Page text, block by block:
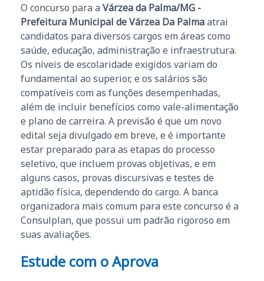
O concurso para a Várzea da Palma/MG -
Prefeitura Municipal de Várzea Da Palmaatrai
candidatos para diversos cargos em áreas como
saúde, educação, administração e infraestrutura.
Os níveis de escolaridade exigidos variam do
fundamental ao superior, e os salários são
compatíveis com as funções desempenhadas,
além de incluir benefícios como vale-alimentação
e plano de carreira. A previsão é que um novo
edital seja divulgado em breve, e é importante
estar preparado para as etapas do processo
seletivo, que incluem provas objetivas, e em
alguns casos, provas discursivas e testes de
aptidão física, dependendo do cargo. A banca
organizadora mais comum para este concurso é a
Consulplan, que possui um padrão rigoroso em
suas avaliações.
Estude com o Aprova